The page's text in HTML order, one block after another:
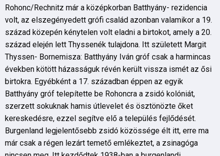
Rohonc/Rechnitz már a középkorban Batthyány- rezidencia
volt, az elszegényedett grófi család azonban valamikor a 19.
század közepén kénytelen volt eladni a birtokot, amely a 20.
század elején lett Thyssenék tulajdona. Itt született Margit
Thyssen- Bornemisza: Batthyány Iván gróf csak a harmincas
években kötött házasságuk révén került vissza ismét az ősi
birtokra. Egyébként a 17. században éppen az egyik
Batthyány gróf telepítette be Rohoncra a zsidó kolóniát,
szerzett sokuknak hamis útlevelet és ösztönözte őket
kereskedésre, ezzel segítve elő a település fejlődését.
Burgenland legjelentősebb zsidó közössége élt itt, erre ma
már csak a régen lezárt temető emlékeztet, a zsinagóga